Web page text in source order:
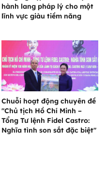
hành lang pháp lý cho một
lĩnh vực giàu tiềm năng
Chuỗi hoạt động chuyên đề
"Chủ tịch Hồ Chí Minh –
Tổng Tư lệnh Fidel Castro:
Nghĩa tình son sắt đặc biệt"